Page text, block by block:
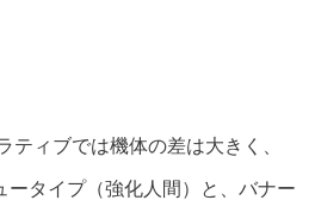
ティブでは機体の差は大きく、
ータイプ（強化人間）と、バナー